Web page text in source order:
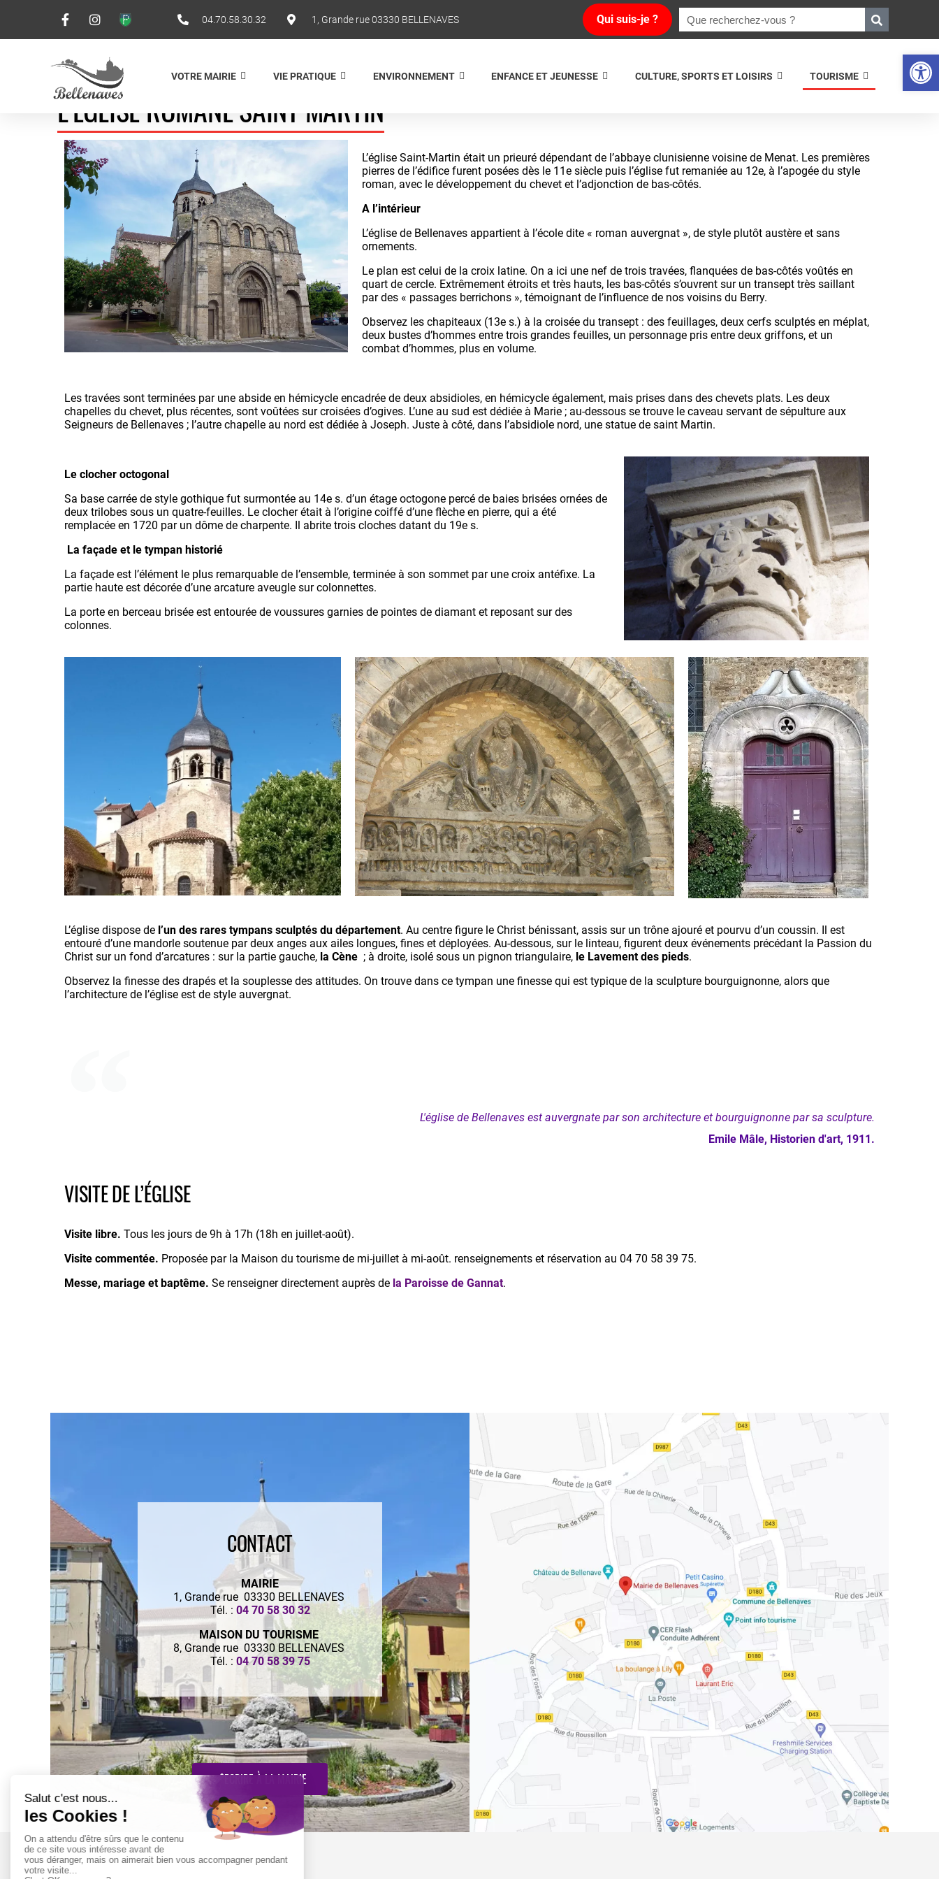
Ouvrir
04.70.58.30.32 1, Grande rue 03330 BELLENAVES Qui suis-je ?
VOTRE MAIRIE VIE PRATIQUE ENVIRONNEMENT ENFANCE ET JEUNESSE CULTURE, SPORTS ET LOISIRS TOURISME
L’ÉGLISE ROMANE SAINT MARTIN
L’église Saint-Martin était un prieuré dépendant de l’abbaye clunisienne voisine de Menat. Les premières
pierres de l’édifice furent posées dès le 11e siècle puis l’église fut remaniée au 12e, à l’apogée du style
roman, avec le développement du chevet et l’adjonction de bas-côtés.
A l’intérieur
L’église de Bellenaves appartient à l’école dite « roman auvergnat », de style plutôt austère et sans
ornements.
Le plan est celui de la croix latine. On a ici une nef de trois travées, flanquées de bas-côtés voûtés en
quart de cercle. Extrêmement étroits et très hauts, les bas-côtés s’ouvrent sur un transept très saillant
par des « passages berrichons », témoignant de l’influence de nos voisins du Berry.
Observez les chapiteaux (13e s.) à la croisée du transept : des feuillages, deux cerfs sculptés en méplat,
deux bustes d’hommes entre trois grandes feuilles, un personnage pris entre deux griffons, et un
combat d’hommes, plus en volume.
Les travées sont terminées par une abside en hémicycle encadrée de deux absidioles, en hémicycle également, mais prises dans des chevets plats. Les deux
chapelles du chevet, plus récentes, sont voûtées sur croisées d’ogives. L’une au sud est dédiée à Marie ; au-dessous se trouve le caveau servant de sépulture aux
Seigneurs de Bellenaves ; l’autre chapelle au nord est dédiée à Joseph. Juste à côté, dans l’absidiole nord, une statue de saint Martin.
Le clocher octogonal
Sa base carrée de style gothique fut surmontée au 14e s. d’un étage octogone percé de baies brisées ornées de
deux trilobes sous un quatre-feuilles. Le clocher était à l’origine coiffé d’une flèche en pierre, qui a été
remplacée en 1720 par un dôme de charpente. Il abrite trois cloches datant du 19e s.
La façade et le tympan historié
La façade est l’élément le plus remarquable de l’ensemble, terminée à son sommet par une croix antéfixe. La
partie haute est décorée d’une arcature aveugle sur colonnettes.
La porte en berceau brisée est entourée de voussures garnies de pointes de diamant et reposant sur des
colonnes.
L’église dispose de l’un des rares tympans sculptés du département. Au centre figure le Christ bénissant, assis sur un trône ajouré et pourvu d’un coussin. Il est
entouré d’une mandorle soutenue par deux anges aux ailes longues, fines et déployées. Au-dessous, sur le linteau, figurent deux événements précédant la Passion du
Christ sur un fond d’arcatures : sur la partie gauche, la Cène ; à droite, isolé sous un pignon triangulaire, le Lavement des pieds.
Observez la finesse des drapés et la souplesse des attitudes. On trouve dans ce tympan une finesse qui est typique de la sculpture bourguignonne, alors que
l’architecture de l’église est de style auvergnat.
L'église de Bellenaves est auvergnate par son architecture et bourguignonne par sa sculpture.
Emile Mâle, Historien d'art, 1911.
VISITE DE L’ÉGLISE
Visite libre. Tous les jours de 9h à 17h (18h en juillet-août).
Visite commentée. Proposée par la Maison du tourisme de mi-juillet à mi-août. renseignements et réservation au 04 70 58 39 75.
Messe, mariage et baptême. Se renseigner directement auprès de la Paroisse de Gannat.
CONTACT
MAIRIE
1, Grande rue 03330 BELLENAVES
Tél. : 04 70 58 30 32
MAISON DU TOURISME
8, Grande rue 03330 BELLENAVES
Tél. : 04 70 58 39 75
ECRIRE À LA MAIRIE